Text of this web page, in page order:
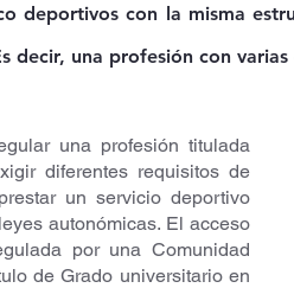
deportivos con la misma
decir, una profesión con varias
una profesión titulada
diferentes requisitos de
un servicio deportivo
autonómicas. El acceso
por una Comunidad
de Grado universitario en